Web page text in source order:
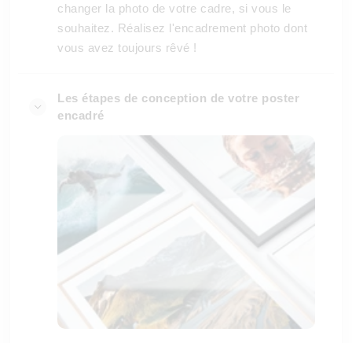
changer la photo de votre cadre, si vous le
souhaitez. Réalisez l'encadrement photo dont
vous avez toujours rêvé !
Les étapes de conception de votre poster
encadré